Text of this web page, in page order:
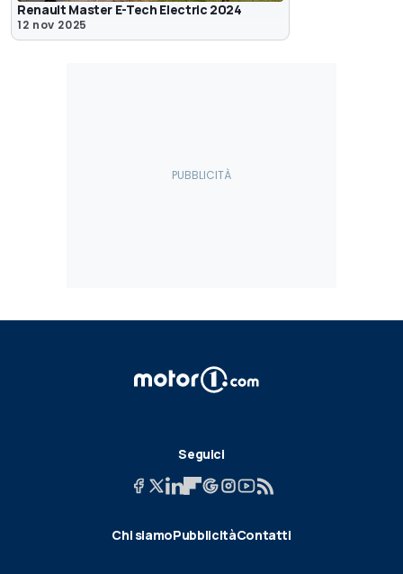
Renault Master E-Tech Electric 2024
12 nov 2025
Seguici
Chi siamoPubblicitàContatti